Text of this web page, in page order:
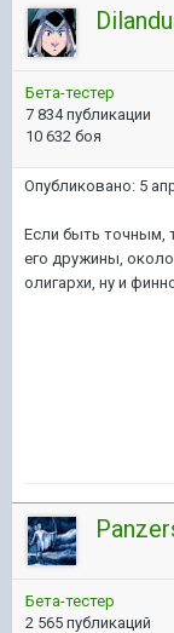
Бета-тестер
7 834 публикации
10 632 боя
Опубликовано: 5
Если быть точным,
его дружины,
олигархи, ну и
Бета-тестер
2 565 публикаций